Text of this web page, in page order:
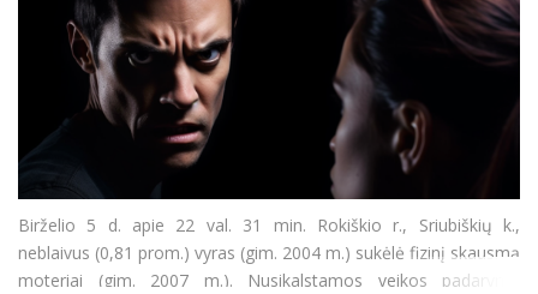
Birželio 5 d. apie 22 val. 31 min. Rokiškio r., Sriubiškių k.,
neblaivus (0,81 prom.) vyras (gim. 2004 m.) sukėlė fizinį skausmą
moteriai (gim. 2007 m.). Nusikalstamos veikos padarymu